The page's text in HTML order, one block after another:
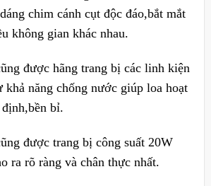
chim cánh cụt độc đáo,bắt mắt
không gian khác nhau.
được hãng trang bị các linh kiện
khả năng chống nước giúp loa hoạt
bỉ.
được trang bị công suất 20W
ra rõ ràng và chân thực nhất.